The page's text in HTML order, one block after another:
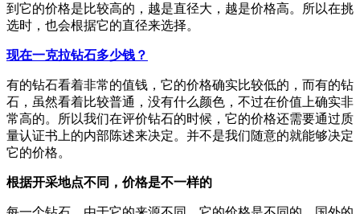
到它的价格是比较高的，越是直径大，越是价格高。所以在挑
选时，也会根据它的直径来选择。
现在一克拉钻石多少钱？
有的钻石看着非常的值钱，它的价格确实比较低的，而有的钻
石，虽然看着比较普通，没有什么颜色，不过在价值上确实非
常高的。所以我们在评价钻石的时候，它的价格还需要通过质
量认证书上的内部陈述来决定。并不是我们随意的就能够决定
它的价格。
根据开采地点不同，价格是不一样的